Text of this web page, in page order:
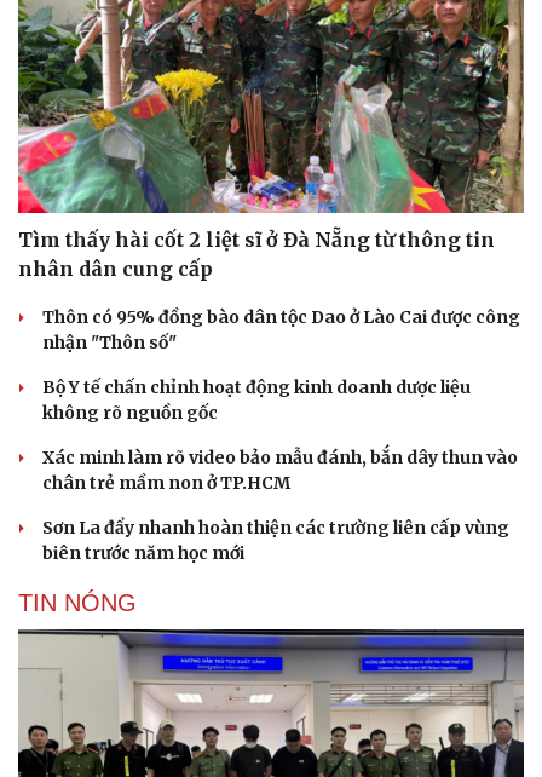
Âm nhạc
Di sản
Sao Việt
Tìm thấy hài cốt 2 liệt sĩ ở Đà Nẵng từ thông tin
nhân dân cung cấp
Thôn có 95% đồng bào dân tộc Dao ở Lào Cai được công
nhận "Thôn số"
Bộ Y tế chấn chỉnh hoạt động kinh doanh dược liệu
không rõ nguồn gốc
Xác minh làm rõ video bảo mẫu đánh, bắn dây thun vào
chân trẻ mầm non ở TP.HCM
Sơn La đẩy nhanh hoàn thiện các trường liên cấp vùng
biên trước năm học mới
TIN NÓNG